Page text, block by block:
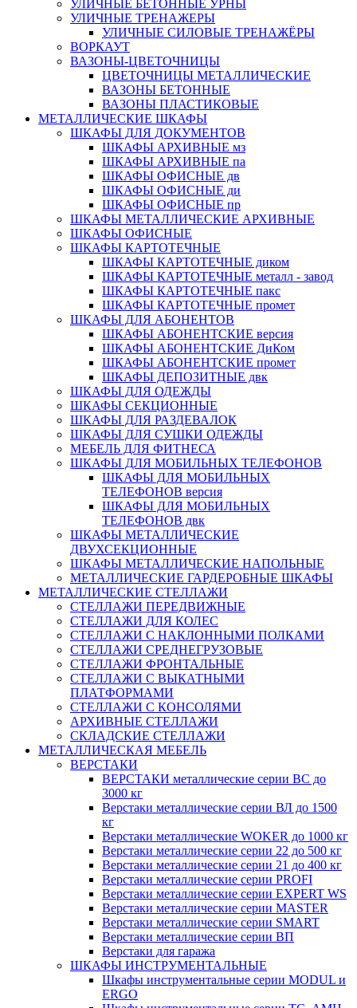
УЛИЧНЫЕ БЕТОННЫЕ УРНЫ
УЛИЧНЫЕ ТРЕНАЖЕРЫ
УЛИЧНЫЕ СИЛОВЫЕ ТРЕНАЖЁРЫ
ВОРКАУТ
ВАЗОНЫ-ЦВЕТОЧНИЦЫ
ЦВЕТОЧНИЦЫ МЕТАЛЛИЧЕСКИЕ
ВАЗОНЫ БЕТОННЫЕ
ВАЗОНЫ ПЛАСТИКОВЫЕ
МЕТАЛЛИЧЕСКИЕ ШКАФЫ
ШКАФЫ ДЛЯ ДОКУМЕНТОВ
ШКАФЫ АРХИВНЫЕ мз
ШКАФЫ АРХИВНЫЕ па
ШКАФЫ ОФИСНЫЕ дв
ШКАФЫ ОФИСНЫЕ ди
ШКАФЫ ОФИСНЫЕ пр
ШКАФЫ МЕТАЛЛИЧЕСКИЕ АРХИВНЫЕ
ШКАФЫ ОФИСНЫЕ
ШКАФЫ КАРТОТЕЧНЫЕ
ШКАФЫ КАРТОТЕЧНЫЕ диком
ШКАФЫ КАРТОТЕЧНЫЕ металл - завод
ШКАФЫ КАРТОТЕЧНЫЕ пакс
ШКАФЫ КАРТОТЕЧНЫЕ промет
ШКАФЫ ДЛЯ АБОНЕНТОВ
ШКАФЫ АБОНЕНТСКИЕ версия
ШКАФЫ АБОНЕНТСКИЕ ДиКом
ШКАФЫ АБОНЕНТСКИЕ промет
ШКАФЫ ДЕПОЗИТНЫЕ двк
ШКАФЫ ДЛЯ ОДЕЖДЫ
ШКАФЫ СЕКЦИОННЫЕ
ШКАФЫ ДЛЯ РАЗДЕВАЛОК
ШКАФЫ ДЛЯ СУШКИ ОДЕЖДЫ
МЕБЕЛЬ ДЛЯ ФИТНЕСА
ШКАФЫ ДЛЯ МОБИЛЬНЫХ ТЕЛЕФОНОВ
ШКАФЫ ДЛЯ МОБИЛЬНЫХ
ТЕЛЕФОНОВ версия
ШКАФЫ ДЛЯ МОБИЛЬНЫХ
ТЕЛЕФОНОВ двк
ШКАФЫ МЕТАЛЛИЧЕСКИЕ
ДВУХСЕКЦИОННЫЕ
ШКАФЫ МЕТАЛЛИЧЕСКИЕ НАПОЛЬНЫЕ
МЕТАЛЛИЧЕСКИЕ ГАРДЕРОБНЫЕ ШКАФЫ
МЕТАЛЛИЧЕСКИЕ СТЕЛЛАЖИ
СТЕЛЛАЖИ ПЕРЕДВИЖНЫЕ
СТЕЛЛАЖИ ДЛЯ КОЛЕС
СТЕЛЛАЖИ С НАКЛОННЫМИ ПОЛКАМИ
СТЕЛЛАЖИ СРЕДНЕГРУЗОВЫЕ
СТЕЛЛАЖИ ФРОНТАЛЬНЫЕ
СТЕЛЛАЖИ С ВЫКАТНЫМИ
ПЛАТФОРМАМИ
СТЕЛЛАЖИ С КОНСОЛЯМИ
АРХИВНЫЕ СТЕЛЛАЖИ
СКЛАДСКИЕ СТЕЛЛАЖИ
МЕТАЛЛИЧЕСКАЯ МЕБЕЛЬ
ВЕРСТАКИ
ВЕРСТАКИ металлические серии ВС до
3000 кг
Верстаки металлические серии ВЛ до 1500
кг
Верстаки металлические WOKER до 1000 кг
Верстаки металлические серии 22 до 500 кг
Верстаки металлические серии 21 до 400 кг
Верстаки металлические серии PROFI
Верстаки металлические серии EXPERT WS
Верстаки металлические серии MASTER
Верстаки металлические серии SMART
Верстаки металлические серии ВП
Верстаки для гаража
ШКАФЫ ИНСТРУМЕНТАЛЬНЫЕ
Шкафы инструментальные серии MODUL и
ERGO